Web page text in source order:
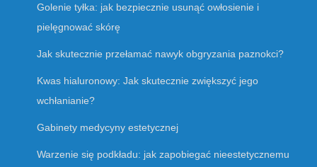
Golenie tyłka: jak bezpiecznie usunąć owłosienie i
pielęgnować skórę
Jak skutecznie przełamać nawyk obgryzania paznokci?
Kwas hialuronowy: Jak skutecznie zwiększyć jego
wchłanianie?
Gabinety medycyny estetycznej
Warzenie się podkładu: jak zapobiegać nieestetycznemu